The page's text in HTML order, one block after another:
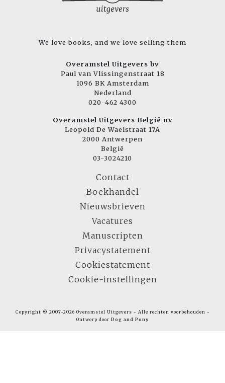
We love books, and we love selling them
Overamstel Uitgevers bv
Paul van Vlissingenstraat 18
1096 BK Amsterdam
Nederland
020-462 4300
Overamstel Uitgevers België nv
Leopold De Waelstraat 17A
2000 Antwerpen
België
03-3024210
Contact
Boekhandel
Nieuwsbrieven
Vacatures
Manuscripten
Privacystatement
Cookiestatement
Cookie-instellingen
Copyright © 2007-2026 Overamstel Uitgevers - Alle rechten voorbehouden -
Ontwerp door Dog and Pony